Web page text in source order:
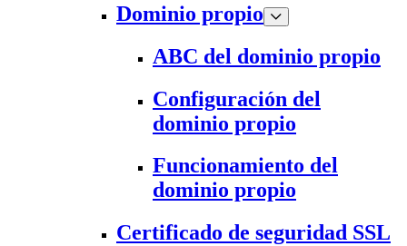
Dominio propio
ABC del dominio propio
Configuración del
dominio propio
Funcionamiento del
dominio propio
Certificado de seguridad SSL